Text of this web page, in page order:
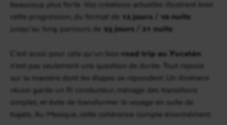
beaucoup plus forte. Vos créations actuelles illustrent bien
cette progression, du format de 12 jours / 10 nuits
jusqu’au long parcours de 23 jours / 21 nuits
C’est aussi pour cela qu’un bon road trip au Yucatán
n’est pas seulement une question de durée. Tout repose
sur la manière dont les étapes se répondent. Un itinéraire
réussi garde un fil conducteur, ménage des transitions
simples, et évite de transformer le voyage en suite de
trajets. Au Mexique, cette cohérence compte énormément.